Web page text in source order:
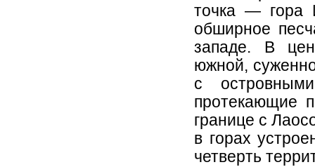
точка — гора
обширное
западе. В
южной,
с
протекающие
границе с
в горах
четверть